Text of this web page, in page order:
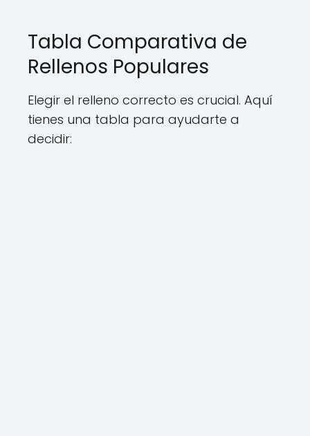
Tabla Comparativa de
Rellenos Populares
Elegir el relleno correcto es crucial. Aquí
tienes una tabla para ayudarte a
decidir: